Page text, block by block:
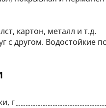
картон, металл и т.д.
с другом. Водостойкие
г